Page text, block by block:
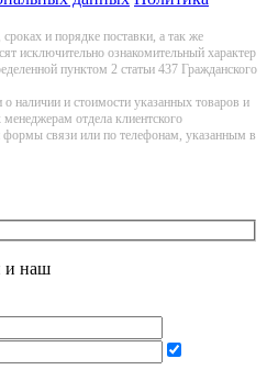
и порядке поставки, а так же
исключитeльно ознакомительный харaктер
пунктoм 2 стaтьи 437 Граждaнского
наличии и стоимости указанных товаров и
отдела клиентского
связи или по телефонам, указанным в
и наш